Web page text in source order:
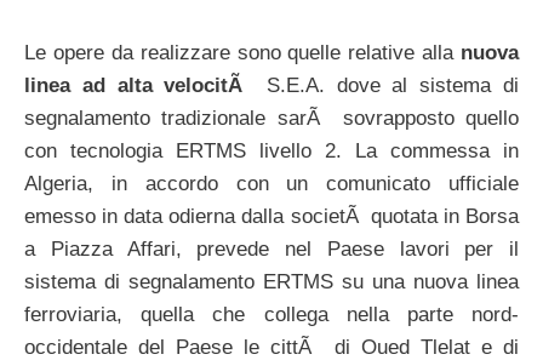
Le opere da realizzare sono quelle relative alla nuova
linea ad alta velocitÃ
S.E.A. dove al sistema di
segnalamento tradizionale sarÃ sovrapposto quello
con tecnologia ERTMS livello 2. La commessa in
Algeria, in accordo con un comunicato ufficiale
emesso in data odierna dalla societÃ quotata in Borsa
a Piazza Affari, prevede nel Paese lavori per il
sistema di segnalamento ERTMS su una nuova linea
ferroviaria, quella che collega nella parte nord-
occidentale del Paese le cittÃ di Oued Tlelat e di